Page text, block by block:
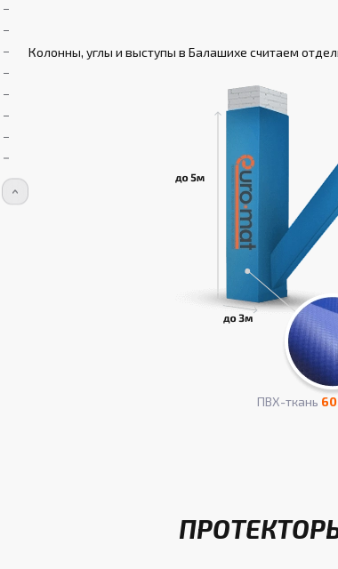
Колонны, углы и выступы в Балашихе считаем
ПВХ-ткань